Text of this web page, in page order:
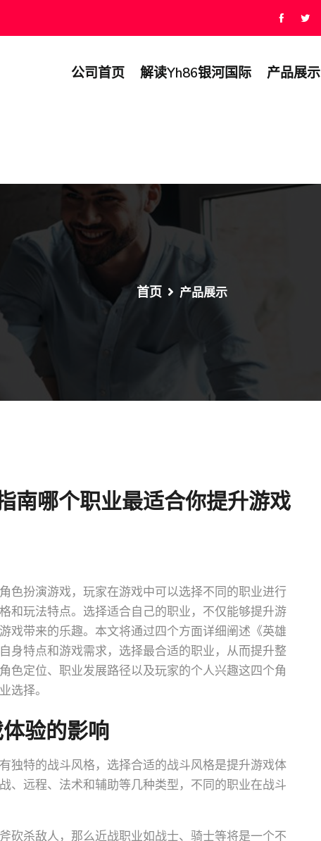
公司首页 解读yh86银河国际 产品展示
首页 产品展示
南哪个职业最适合你提升游戏
色扮演游戏，玩家在游戏中可以选择不同的职业进行
和玩法特点。选择适合自己的职业，不仅能够提升游
戏带来的乐趣。本文将通过四个方面详细阐述《英雄
身特点和游戏需求，选择最合适的职业，从而提升整
色定位、职业发展路径以及玩家的个人兴趣这四个角
选择。
验的影响
独特的战斗风格，选择合适的战斗风格是提升游戏体
、远程、法术和辅助等几种类型，不同的职业在战斗
砍杀敌人，那么近战职业如战士、骑士等将是一个不